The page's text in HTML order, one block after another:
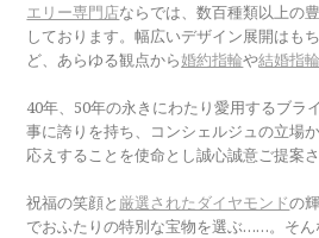
エリー専門店ならでは、数百種類以上の
しております。幅広いデザイン展開はも
ど、あらゆる観点から婚約指輪や結婚指輪
40年、50年の永きにわたり愛用するブラ
事に誇りを持ち、コンシェルジュの立場
応えすることを使命とし誠心誠意ご提案
祝福の笑顔と 厳選されたダイヤモンドの
でおふたりの特別な宝物を選ぶ……。そ